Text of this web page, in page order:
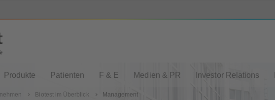
Produkte Patienten F & E Medien & PR Investor Relations
Biotest im Überblick Management